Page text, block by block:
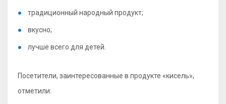
традиционный народный продукт;
вкусно;
лучше всего для детей.
Посетители, заинтересованные в продукте «кисель»,
отметили: